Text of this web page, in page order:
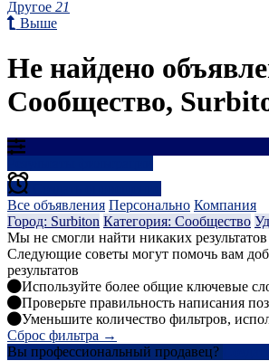
Другое 21
Выше
Не найдено
Сообщество,
Все объявления Персонально Компания
Город: Surbiton Категория: Сообщество
Мы не смогли найти никаких
Следующие советы могут помочь вам
результатов
Используйте более общие ключевые
Проверьте правильность написания
Уменьшите количество фильтров,
Сброс фильтра →
Вы профессиональный продавец?